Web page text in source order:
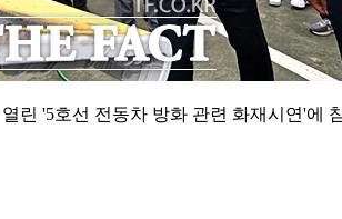
'5호선 전동차 방화 관련 화재시연'에